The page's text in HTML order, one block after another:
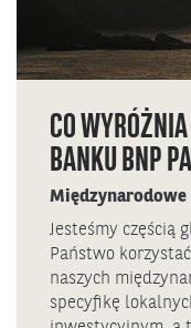
CO
BANKU BNP
Międzynarodowe
Jesteśmy częścią
Państwo
naszych
specyfikę